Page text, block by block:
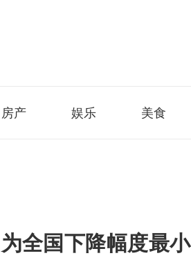
房产 娱乐 美食
全国下降幅度最小